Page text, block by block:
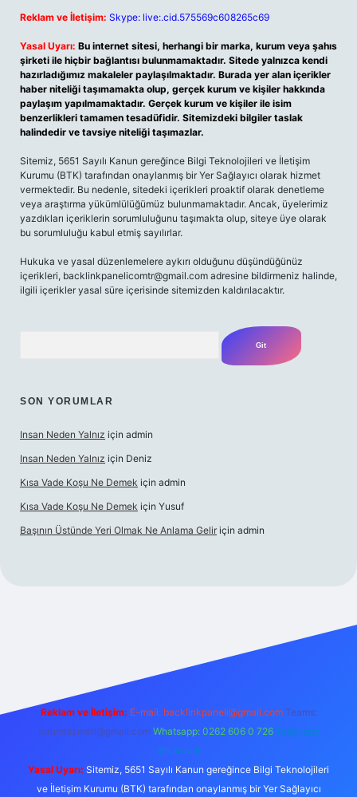
Reklam ve İletişim: Skype: live:.cid.575569c608265c69
Yasal Uyarı: Bu internet sitesi, herhangi bir marka, kurum veya şahıs
şirketi ile hiçbir bağlantısı bulunmamaktadır. Sitede yalnızca kendi
hazırladığımız makaleler paylaşılmaktadır. Burada yer alan içerikler
haber niteliği taşımamakta olup, gerçek kurum ve kişiler hakkında
paylaşım yapılmamaktadır. Gerçek kurum ve kişiler ile isim
benzerlikleri tamamen tesadüfidir. Sitemizdeki bilgiler taslak
halindedir ve tavsiye niteliği taşımazlar.
Sitemiz, 5651 Sayılı Kanun gereğince Bilgi Teknolojileri ve İletişim
Kurumu (BTK) tarafından onaylanmış bir Yer Sağlayıcı olarak hizmet
vermektedir. Bu nedenle, sitedeki içerikleri proaktif olarak denetleme
veya araştırma yükümlülüğümüz bulunmamaktadır. Ancak, üyelerimiz
yazdıkları içeriklerin sorumluluğunu taşımakta olup, siteye üye olarak
bu sorumluluğu kabul etmiş sayılırlar.
Hukuka ve yasal düzenlemelere aykırı olduğunu düşündüğünüz
içerikleri, backlinkpanelicomtr@gmail.com adresine bildirmeniz halinde,
ilgili içerikler yasal süre içerisinde sitemizden kaldırılacaktır.
SON YORUMLAR
Insan Neden Yalnız için admin
Insan Neden Yalnız için Deniz
Kısa Vade Koşu Ne Demek için admin
Kısa Vade Koşu Ne Demek için Yusuf
Başının Üstünde Yeri Olmak Ne Anlama Gelir için admin
Reklam ve İletişim: E-mail: backlinkpaneli@gmail.com Teams:
forumhizmeti@gmail.com Whatsapp: 0262 606 0 726 Telegram:
@karabul
Yasal Uyarı: Sitemiz, 5651 Sayılı Kanun gereğince Bilgi Teknolojileri
ve İletişim Kurumu (BTK) tarafından onaylanmış bir Yer Sağlayıcı